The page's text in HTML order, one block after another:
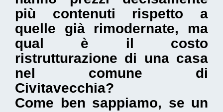
più contenuti rispetto a
quelle già rimodernate, ma
qual è il costo
ristrutturazione di una casa
nel comune di
Civitavecchia?
Come ben sappiamo, se un